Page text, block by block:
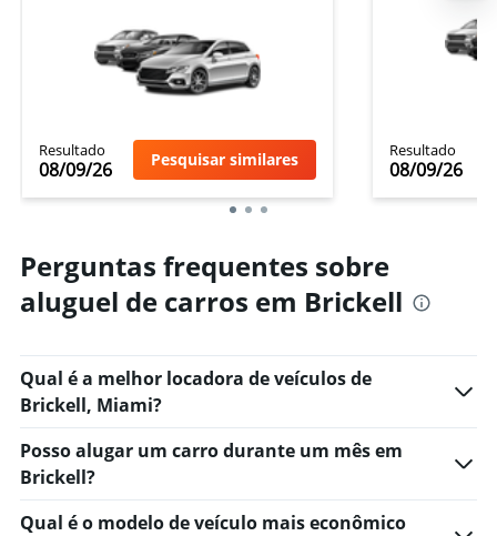
Resultado
08/09/26 Pesquisar similares Resultado
08/09/26
Perguntas frequentes sobre
aluguel de carros em Brickell
Qual é a melhor locadora de veículos de
Brickell, Miami?
Posso alugar um carro durante um mês em
Brickell?
Qual é o modelo de veículo mais econômico